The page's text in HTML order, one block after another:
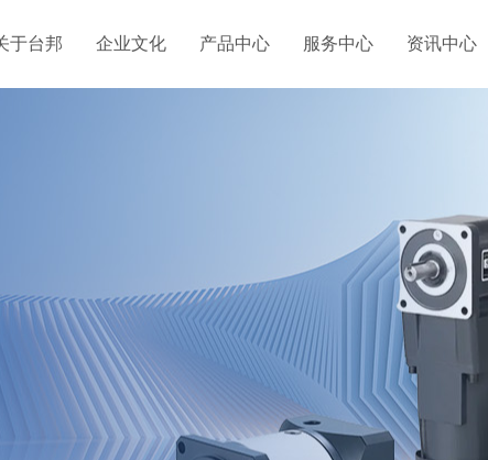
于台邦 企业文化 产品中心 服务中心 资讯中心